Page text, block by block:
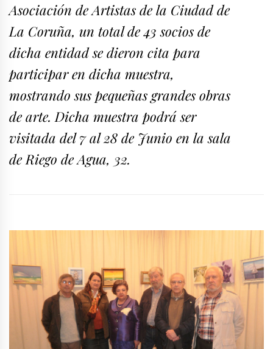
Asociación de Artistas de la Ciudad de
La Coruña, un total de 43 socios de
dicha entidad se dieron cita para
participar en dicha muestra,
mostrando sus pequeñas grandes obras
de arte. Dicha muestra podrá ser
visitada del 7 al 28 de Junio en la sala
de Riego de Agua, 32.